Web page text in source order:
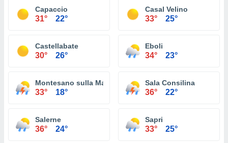
Capaccio
31° 22°
Casal Velino
33° 25°
Castellabate
30° 26°
Eboli
34° 23°
Montesano sulla Marcellana
33° 18°
Sala Consilina
36° 22°
Salerne
36° 24°
Sapri
33° 25°